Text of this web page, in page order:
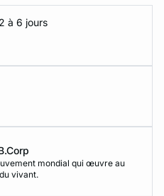
à 6 jours
mondial qui œuvre au
vivant.